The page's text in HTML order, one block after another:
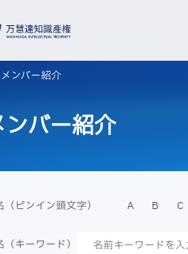
メンバー紹介
ンバー紹介
（ピンイン頭文字） A B C
（キーワード）